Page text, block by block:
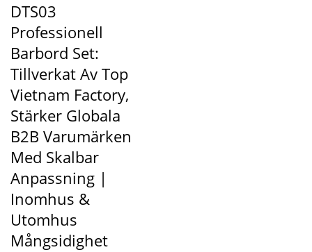
DTS03
Professionell
Barbord Set:
Tillverkat Av Top
Vietnam Factory,
Stärker Globala
B2B Varumärken
Med Skalbar
Anpassning |
Inomhus &
Utomhus
Mångsidighet